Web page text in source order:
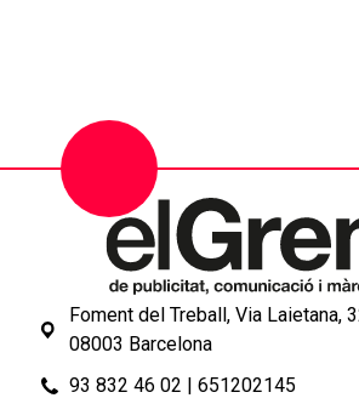
Foment del Treball, Via Laietana,
08003 Barcelona
93 832 46 02 | 651202145